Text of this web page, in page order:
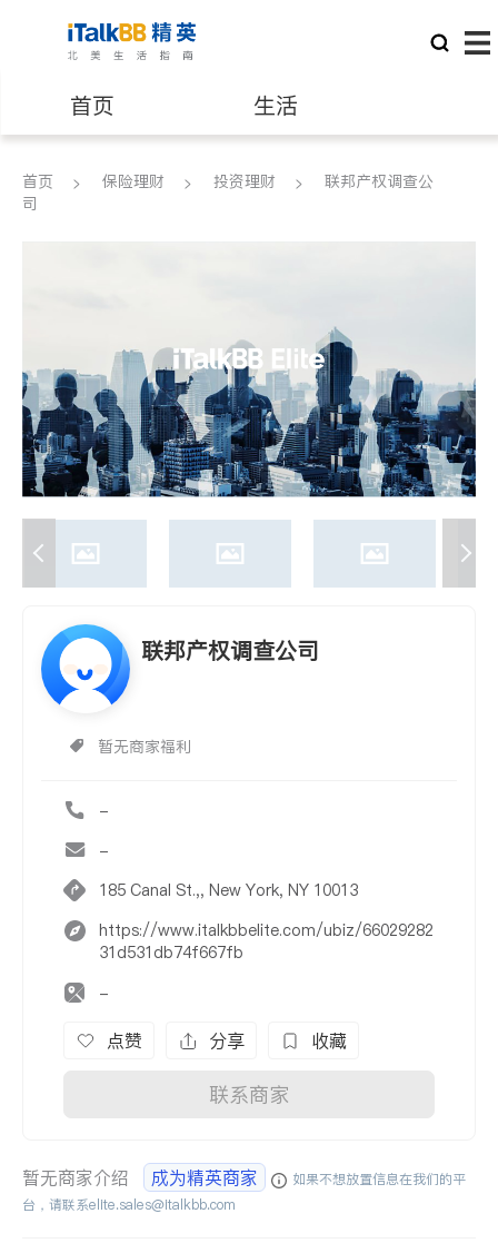
首页 生活
医生 律师
养老 非盈利组织
首页 保险理财 投资理财
联邦产权调查公
司
联邦产权调查公司
暂无商家福利
-
-
185 Canal St.,, New York, NY 10013
https://www.italkbbelite.com/ubiz/66029282
31d531db74f667fb
-
点赞 分享 收藏
联系商家
暂无商家介绍 成为精英商家
如果不想放置信息在我们的平
台，请联系elite.sales@italkbb.com